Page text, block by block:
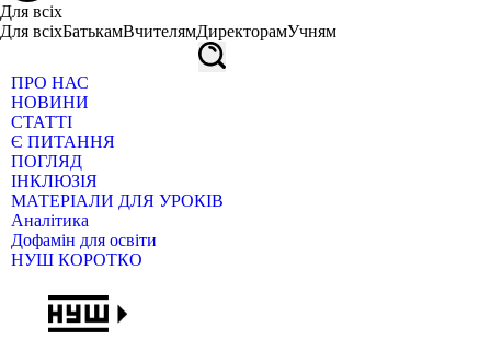
Для всіх
Для всіхБатькамВчителямДиректорамУчням
ПРО НАС
НОВИНИ
СТАТТІ
Є ПИТАННЯ
ПОГЛЯД
ІНКЛЮЗІЯ
МАТЕРІАЛИ ДЛЯ УРОКІВ
Аналітика
Дофамін для освіти
НУШ КОРОТКО